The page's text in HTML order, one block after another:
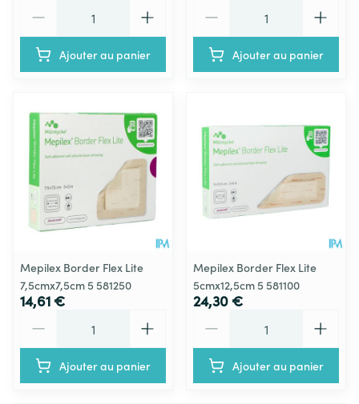
Ajouter au panier Ajouter au panier
Mepilex Border Flex Lite
7,5cmx7,5cm 5 581250
14,61 €
Ajouter au panier
Mepilex Border Flex Lite
5cmx12,5cm 5 581100
24,30 €
Ajouter au panier